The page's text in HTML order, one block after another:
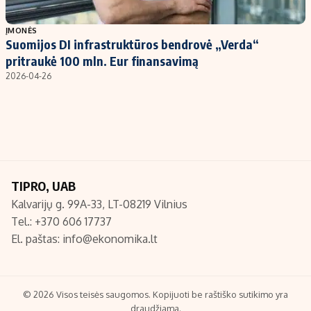
Populiarios temos
Investavimas
Akcijų rinka
Titulinis
Nedarbo išmokos skaičiuoklė
Redakcija
Turinio žymėjimo taisyklės
ĮMONĖS
Suomijos DI infrastruktūros bendrovė „Verda“
pritraukė 100 mln. Eur finansavimą
2026-04-26
TIPRO, UAB
Kalvarijų g. 99A-33, LT-08219 Vilnius
Tel.: +370 606 17737
El. paštas: info@ekonomika.lt
© 2026 Visos teisės saugomos. Kopijuoti be raštiško sutikimo yra
draudžiama.